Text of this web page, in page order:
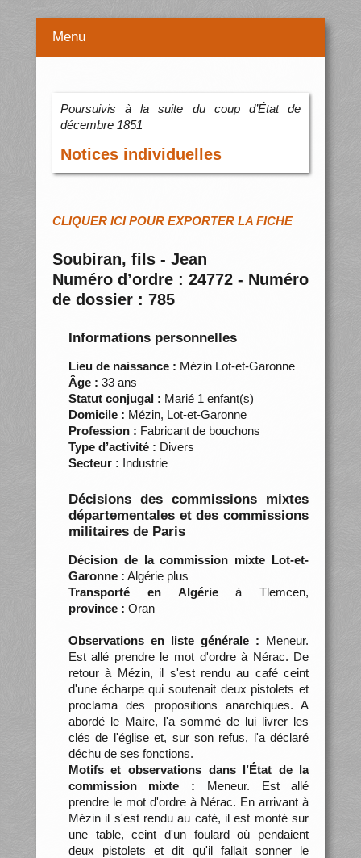
Menu
Poursuivis à la suite du coup d’État de
décembre 1851
Notices individuelles
CLIQUER ICI POUR EXPORTER LA FICHE
Soubiran, fils - Jean
Numéro d’ordre : 24772 - Numéro
de dossier : 785
Informations personnelles
Lieu de naissance : Mézin Lot-et-Garonne
Âge : 33 ans
Statut conjugal : Marié 1 enfant(s)
Domicile : Mézin, Lot-et-Garonne
Profession : Fabricant de bouchons
Type d’activité : Divers
Secteur : Industrie
Décisions des commissions mixtes
départementales et des commissions
militaires de Paris
Décision de la commission mixte Lot-et-
Garonne : Algérie plus
Transporté en Algérieà Tlemcen,
province : Oran
Observations en liste générale : Meneur.
Est allé prendre le mot d'ordre à Nérac. De
retour à Mézin, il s'est rendu au café ceint
d'une écharpe qui soutenait deux pistolets et
proclama des propositions anarchiques. A
abordé le Maire, l'a sommé de lui livrer les
clés de l'église et, sur son refus, l'a déclaré
déchu de ses fonctions.
Motifs et observations dans l’État de la
commission mixte : Meneur. Est allé
prendre le mot d'ordre à Nérac. En arrivant à
Mézin il s'est rendu au café, il est monté sur
une table, ceint d'un foulard où pendaient
deux pistolets et dit qu'il fallait sonner le